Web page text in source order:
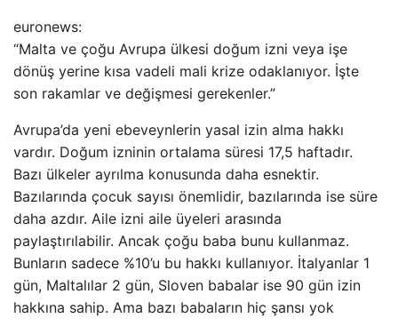
euronews:
“Malta ve çoğu Avrupa ülkesi doğum izni veya işe
dönüş yerine kısa vadeli mali krize odaklanıyor. İşte
son rakamlar ve değişmesi gerekenler.”
Avrupa’da yeni ebeveynlerin yasal izin alma hakkı
vardır. Doğum izninin ortalama süresi 17,5 haftadır.
Bazı ülkeler ayrılma konusunda daha esnektir.
Bazılarında çocuk sayısı önemlidir, bazılarında ise süre
daha azdır. Aile izni aile üyeleri arasında
paylaştırılabilir. Ancak çoğu baba bunu kullanmaz.
Bunların sadece %10’u bu hakkı kullanıyor. İtalyanlar 1
gün, Maltalılar 2 gün, Sloven babalar ise 90 gün izin
hakkına sahip. Ama bazı babaların hiç şansı yok